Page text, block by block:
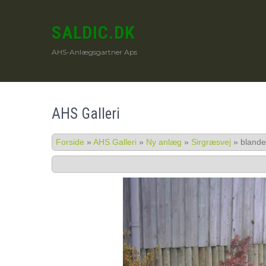
SALDIC.DK
AHS-Anlægsgartner Aps
AHS Galleri
Forside » AHS Galleri » Ny anlæg » Sirgræsvej »